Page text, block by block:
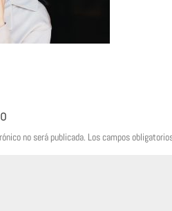
no será publicada. Los campos